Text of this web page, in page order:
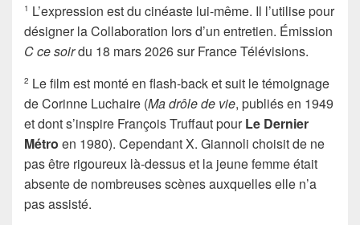
1 L’expression est du cinéaste lui-même. Il l’utilise pour
désigner la Collaboration lors d’un entretien. Émission
C ce soirdu 18 mars 2026 sur France Télévisions.
2 Le film est monté en flash-back et suit le témoignage
de Corinne Luchaire (Ma drôle de vie, publiés en 1949
et dont s’inspire François Truffaut pourLe Dernier
Métro en 1980). Cependant X. Giannoli choisit de ne
pas être rigoureux là-dessus et la jeune femme était
absente de nombreuses scènes auxquelles elle n’a
pas assisté.